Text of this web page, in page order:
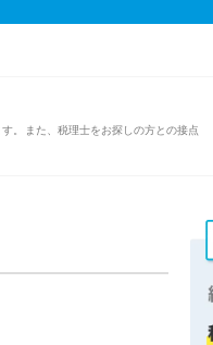
。また、税理士をお探しの方との接点